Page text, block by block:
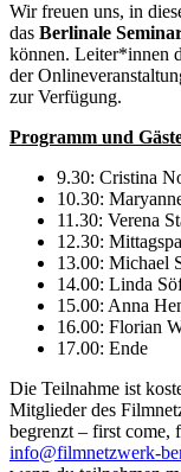
Wir freuen uns, in
das Berlinale
können. Leiter*innen
der
zur Verfügung.
Programm und
9.30: Cristina
10.30:
11.30: Verena
12.30:
13.00: Michael
14.00: Linda
15.00: Anna
16.00: Florian
17.00: Ende
Die Teilnahme ist
Mitglieder des
begrenzt – first come,
info@filmnetzwerk-